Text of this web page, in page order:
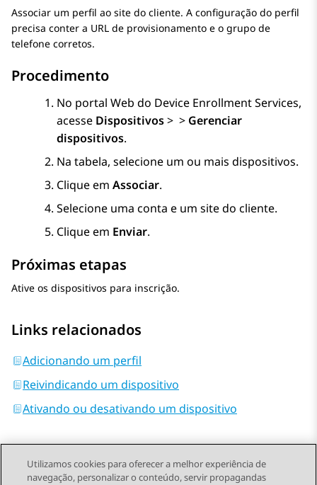
Associar um perfil ao site do cliente. A configuração do perfil
precisa conter a URL de provisionamento e o grupo de
telefone corretos.
Procedimento
No portal Web do Device Enrollment Services,
acesse Dispositivos> > Gerenciar
dispositivos.
Na tabela, selecione um ou mais dispositivos.
Clique em Associar.
Selecione uma conta e um site do cliente.
Clique em Enviar.
Próximas etapas
Ative os dispositivos para inscrição.
Links relacionados
Adicionando um perfil
Reivindicando um dispositivo
Ativando ou desativando um dispositivo
Utilizamos cookies para oferecer a melhor experiência de
navegação, personalizar o conteúdo, servir propagandas